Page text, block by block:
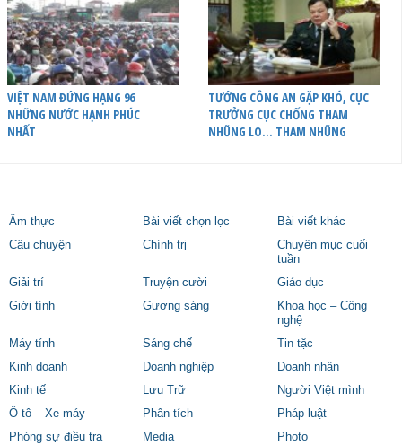
VIỆT NAM ĐỨNG HẠNG 96
NHỮNG NƯỚC HẠNH PHÚC
NHẤT
TƯỚNG CÔNG AN GẶP KHÓ, CỤC
TRƯỞNG CỤC CHỐNG THAM
NHŨNG LO… THAM NHŨNG
Ẩm thực Bài viết chọn lọc
Bài viết khác
Câu chuyện
Chính trị
Chuyên mục cuối
tuần
Giải trí
Truyện cười
Giáo dục
Giới tính
Gương sáng
Khoa học – Công
nghệ
Máy tính
Sáng chế
Tin tặc
Kinh doanh
Doanh nghiệp
Doanh nhân
Kinh tế
Lưu Trữ
Người Việt mình
Ô tô – Xe máy
Phân tích
Pháp luật
Phóng sự điều tra
Media
Photo